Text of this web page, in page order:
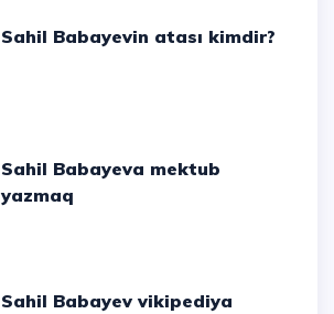
Sahil Babayevin atası kimdir?
Sahil Babayeva mektub
yazmaq
Sahil Babayev vikipediya